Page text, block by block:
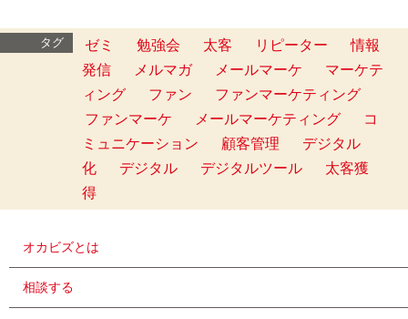
タグ ゼミ 勉強会 太客 リピーター
情報
発信
メルマガ メールマーケ
マーケテ
ィング
ファン
ファンマーケティング
ファンマーケ
メールマーケティング
コ
ミュニケーション
顧客管理
デジタル
化
デジタル デジタルツール
太客獲
得
オカビズとは
相談する